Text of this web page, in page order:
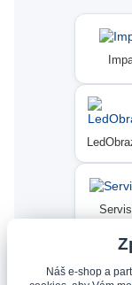
Náš e-shop a